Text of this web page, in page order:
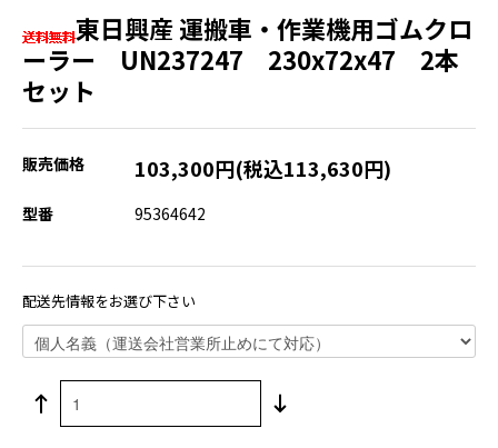
東日興産 運搬車・作業機用ゴムクロ
ーラー UN237247 230x72x47 2本
セット
販売価格 103,300円(税込113,630円)
型番 95364642
配送先情報をお選び下さい